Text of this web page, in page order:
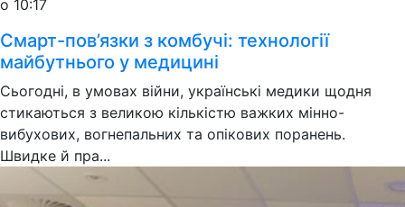
о 10:17
Смарт-пов’язки з комбучі: технології
майбутнього у медицині
Сьогодні, в умовах війни, українські медики щодня
стикаються з великою кількістю важких мінно-
вибухових, вогнепальних та опікових поранень.
Швидке й пра...